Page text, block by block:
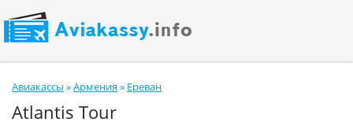
Авиакассы »Армения» Ереван
Atlantis Tour